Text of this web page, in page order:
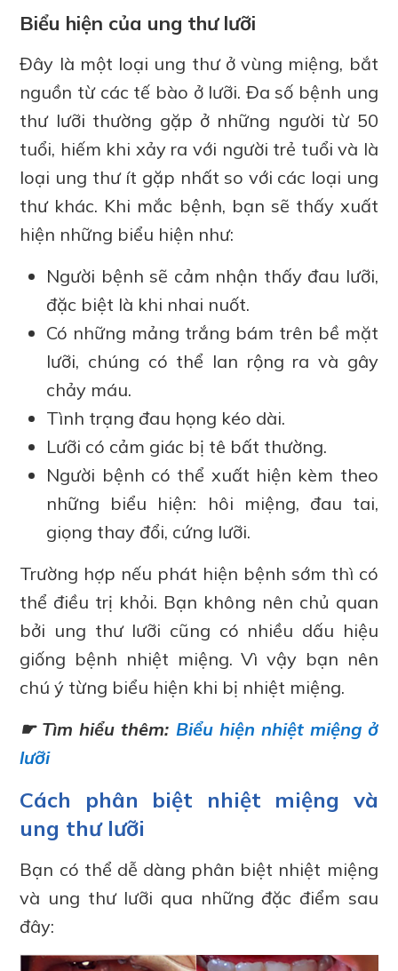
Biểu hiện của ung thư lưỡi
Đây là một loại ung thư ở vùng miệng, bắt
nguồn từ các tế bào ở lưỡi. Đa số bệnh ung
thư lưỡi thường gặp ở những người từ 50
tuổi, hiếm khi xảy ra với người trẻ tuổi và là
loại ung thư ít gặp nhất so với các loại ung
thư khác. Khi mắc bệnh, bạn sẽ thấy xuất
hiện những biểu hiện như:
Người bệnh sẽ cảm nhận thấy đau lưỡi,
đặc biệt là khi nhai nuốt.
Có những mảng trắng bám trên bề mặt
lưỡi, chúng có thể lan rộng ra và gây
chảy máu.
Tình trạng đau họng kéo dài.
Lưỡi có cảm giác bị tê bất thường.
Người bệnh có thể xuất hiện kèm theo
những biểu hiện: hôi miệng, đau tai,
giọng thay đổi, cứng lưỡi.
Trường hợp nếu phát hiện bệnh sớm thì có
thể điều trị khỏi. Bạn không nên chủ quan
bởi ung thư lưỡi cũng có nhiều dấu hiệu
giống bệnh nhiệt miệng. Vì vậy bạn nên
chú ý từng biểu hiện khi bị nhiệt miệng.
☛ Tìm hiểu thêm: Biểu hiện nhiệt miệng ở
lưỡi
Cách phân biệt nhiệt miệng và
ung thư lưỡi
Bạn có thể dễ dàng phân biệt nhiệt miệng
và ung thư lưỡi qua những đặc điểm sau
đây: